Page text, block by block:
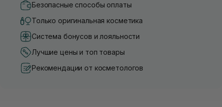
Безопасные способы оплаты
Только оригинальная косметика
Система бонусов и лояльности
Лучшие цены и топ товары
Рекомендации от косметологов